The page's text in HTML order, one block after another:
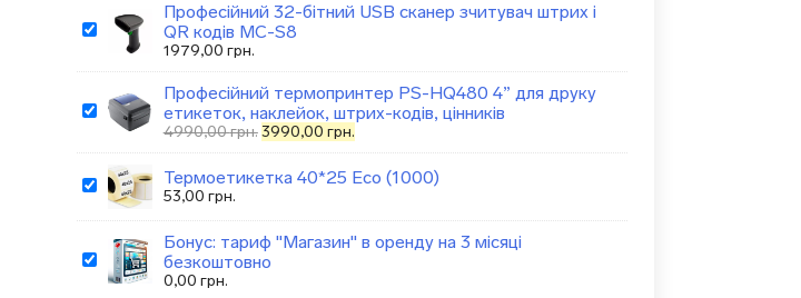
Професійний 32-бітний USB сканер зчитувач штрих і
QR кодів MC-S8
1979,00 грн.
Професійний термопринтер PS-HQ480 4” для друку
етикеток, наклейок, штрих-кодів, цінників
4990,00грн.Оригінальна
ціна:
3990,00 грн.Поточна
ціна:
3990,00 грн..
Термоетикетка 40*25 Eco (1000)
53,00 грн.
Бонус: тариф "Магазин" в оренду на 3 місяці
безкоштовно
0,00 грн.